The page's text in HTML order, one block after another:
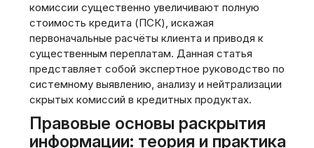
комиссии существенно увеличивают полную
стоимость кредита (ПСК), искажая
первоначальные расчёты клиента и приводя к
существенным переплатам. Данная статья
представляет собой экспертное руководство по
системному выявлению, анализу и нейтрализации
скрытых комиссий в кредитных продуктах.
Правовые основы раскрытия
информации: теория и практика